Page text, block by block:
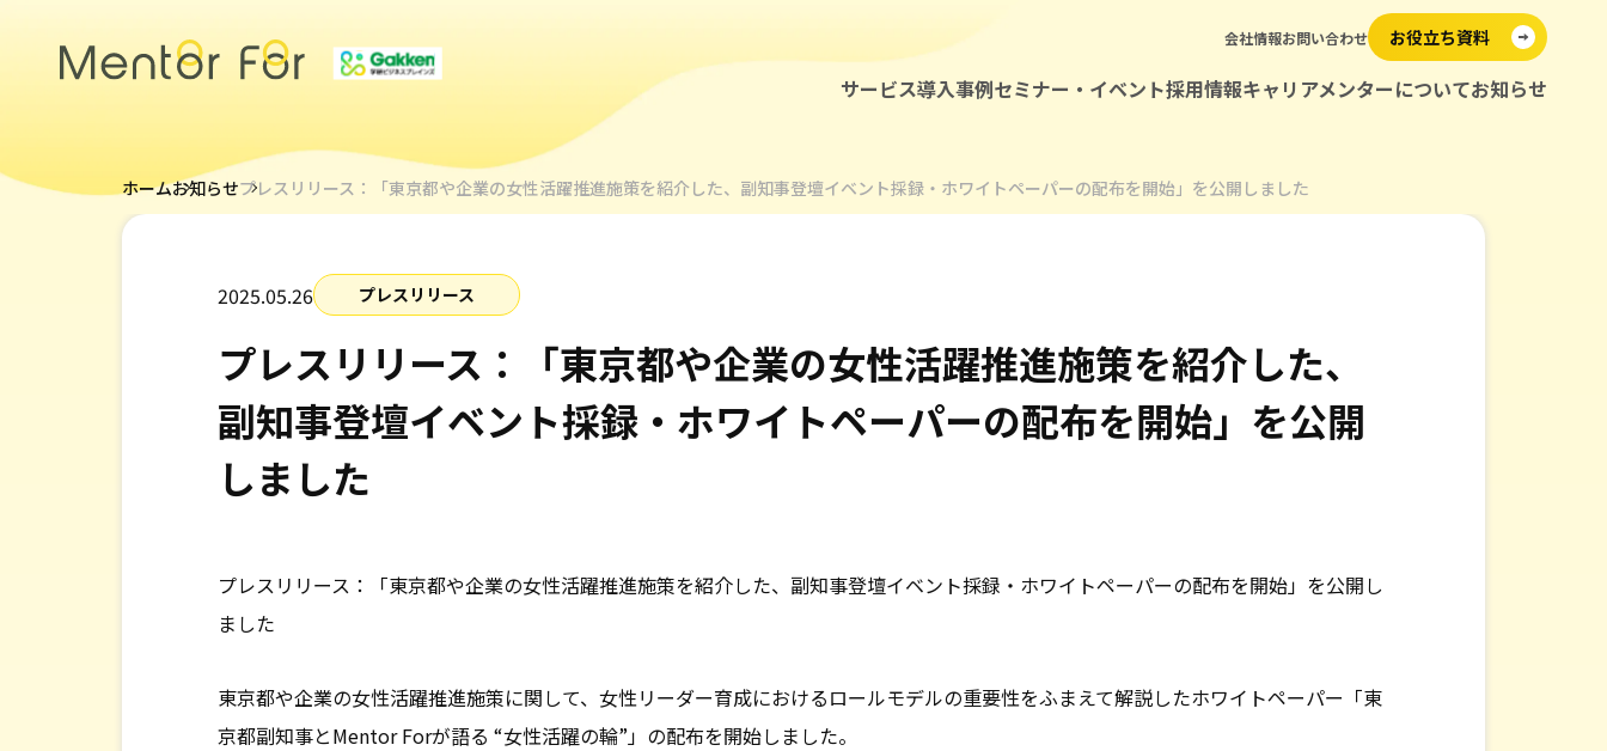
会社情報お問い合わせ お役立ち資料
サービス導入事例セミナー・イベント採用情報キャリアメンターについてお知らせ
キャリアメンターについて
セミナー・イベント
お問い合わせ
お役立ち資料
ホームお知らせプレスリリース：「東京都や企業の女性活躍推進施策を紹介した、副知事登壇イベント採録・ホワイトペーパーの配布を開始」を公開しました
2025.05.26 プレスリリース
プレスリリース：「東京都や企業の女性活躍推進施策を紹介した、
副知事登壇イベント採録・ホワイトペーパーの配布を開始」を公開
しました
プレスリリース：「東京都や企業の女性活躍推進施策を紹介した、副知事登壇イベント採録・ホワイトペーパーの配布を開始」を公開し
ました
東京都や企業の女性活躍推進施策に関して、女性リーダー育成におけるロールモデルの重要性をふまえて解説したホワイトペーパー「東
京都副知事とMentor Forが語る “女性活躍の輪”」の配布を開始しました。